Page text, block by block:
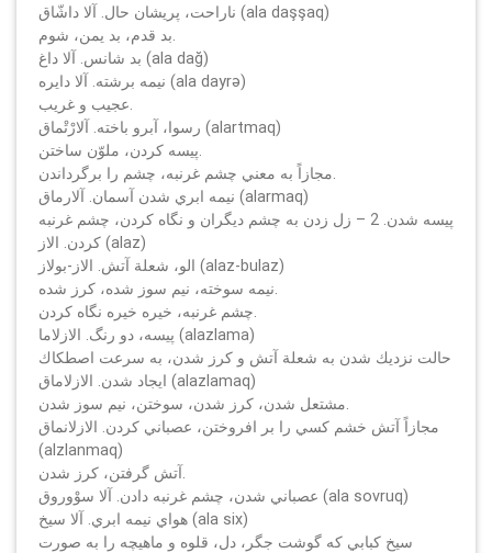
ناراحت، پريشان حال. آلا داشّاق (ala daşşaq)
بد شانس. آلا داغ (ala dağ)
نيمه برشته. آلا دايره (ala dayrә)
رسوا، آبرو باخته. آلارْتْماق (alartmaq)
نيمه ابري شدن آسمان. آلارماق (alarmaq)
پيسه شدن. 2 – زل زدن به چشم ديگران و نگاه كردن، چشم غرنبه
كردن. الاز (alaz)
الو، شعلة آتش. الاز-بولاز (alaz-bulaz)
پيسه، دو رنگ. الازلاما (alazlama)
حالت نزديك شدن به شعلة آتش و كرز شدن، به سرعت اصطكاك
ايجاد شدن. الازلاماق (alazlamaq)
مجازاً آتش خشم كسي را بر افروختن، عصباني كردن. الازلانماق
(alzlanmaq)
عصباني شدن، چشم غرنبه دادن. آلا سوْوروق (ala sovruq)
هواي نيمه ابري. آلا سيخ (ala six)
سيخ كبابي كه گوشت جگر، دل، قلوه و ماهيچه را به صورت